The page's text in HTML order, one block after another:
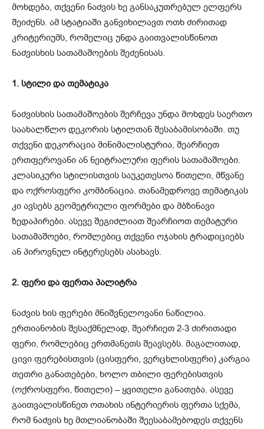
მოხდება, თქვენი ნაძვის ხე განსაკუთრებულ ელფერს
შეიძენს. ამ სტატიაში განვიხილავთ ოთხ ძირითად
კრიტერიუმს, რომელიც უნდა გაითვალისწინოთ
ნაძვისხის სათამაშოების შეძენისას.
1. სტილი და თემატიკა
ნაძვისხის სათამაშოების შერჩევა უნდა მოხდეს საერთო
საახალწლო დეკორის სტილთან შესაბამისობაში. თუ
თქვენი დეკორაცია მინიმალისტურია, შეარჩიეთ
ერთფეროვანი ან ნეიტრალური ფერის სათამაშოები.
კლასიკური სტილისთვის საუკეთესოა წითელი, მწვანე
და ოქროსფერი კომბინაცია. თანამედროვე თემატიკას
კი ავსებს გეომეტრიული ფორმები და მბზინავი
ზედაპირები. ასევე შეგიძლიათ შეარჩიოთ თემატური
სათამაშოები, რომლებიც თქვენი ოჯახის ტრადიციებს
ან პიროვნულ ინტერესებს ასახავს.
2. ფერი და ფერთა პალიტრა
ნაძვის ხის ფერები მნიშვნელოვანი ნაწილია.
ერთიანობის შესაქმნელად, შეარჩიეთ 2-3 ძირითადი
ფერი, რომლებიც ერთმანეთს შეავსებს. მაგალითად,
ცივი ფერებისთვის (ცისფერი, ვერცხლისფერი) კარგია
თეთრი განათებები, ხოლო თბილი ფერებისთვის
(ოქროსფერი, წითელი) – ყვითელი განათება. ასევე
გაითვალისწინეთ ოთახის ინტერიერის ფერთა სქემა,
რომ ნაძვის ხე მთლიანობაში შეესაბამებოდეს თქვენს